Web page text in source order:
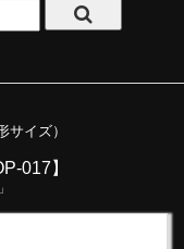
サイズ）
017】